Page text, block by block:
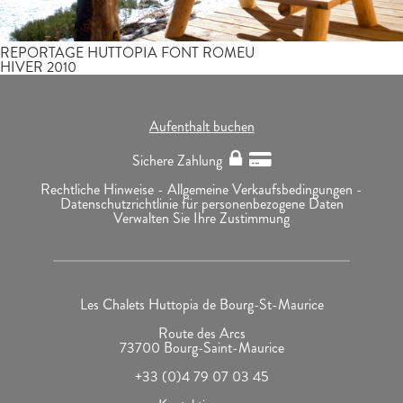
REPORTAGE HUTTOPIA FONT ROMEU
HIVER 2010
Aufenthalt buchen
Sichere Zahlung
Rechtliche Hinweise - Allgemeine Verkaufsbedingungen -
Datenschutzrichtlinie für personenbezogene Daten
Verwalten Sie Ihre Zustimmung
Les Chalets Huttopia de Bourg-St-Maurice
Route des Arcs
73700 Bourg-Saint-Maurice
+33 (0)4 79 07 03 45